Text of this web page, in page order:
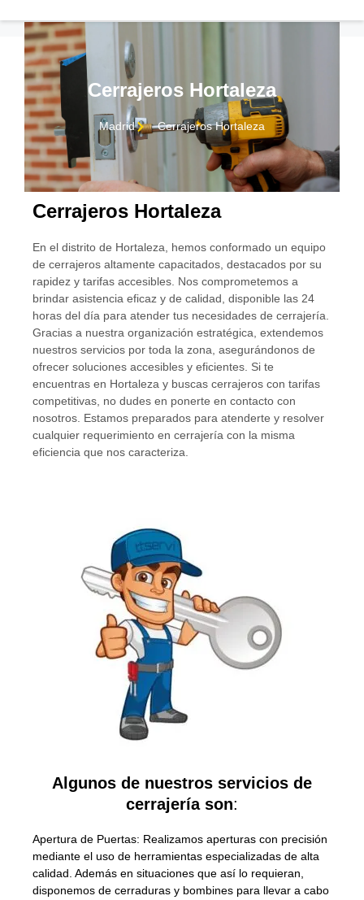
CONTACTO
Cerrajeros Hortaleza
Madrid Cerrajeros Hortaleza
Cerrajeros Hortaleza
En el distrito de Hortaleza, hemos conformado un equipo
de cerrajeros altamente capacitados, destacados por su
rapidez y tarifas accesibles. Nos comprometemos a
brindar asistencia eficaz y de calidad, disponible las 24
horas del día para atender tus necesidades de cerrajería.
Gracias a nuestra organización estratégica, extendemos
nuestros servicios por toda la zona, asegurándonos de
ofrecer soluciones accesibles y eficientes. Si te
encuentras en Hortaleza y buscas cerrajeros con tarifas
competitivas, no dudes en ponerte en contacto con
nosotros. Estamos preparados para atenderte y resolver
cualquier requerimiento en cerrajería con la misma
eficiencia que nos caracteriza.
Algunos de nuestros servicios de
cerrajería son:
Apertura de Puertas: Realizamos aperturas con precisión
mediante el uso de herramientas especializadas de alta
calidad. Además en situaciones que así lo requieran,
disponemos de cerraduras y bombines para llevar a cabo